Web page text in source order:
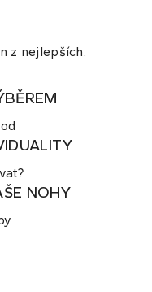
z nejlepších.
NOHY